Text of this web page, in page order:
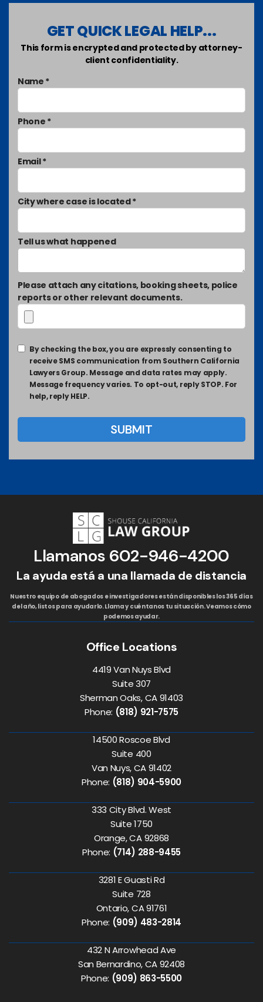
GET QUICK LEGAL HELP...
This form is encrypted and protected by attorney-
client confidentiality.
Name *
Phone *
Email *
City where case is located *
Tell us what happened
Please attach any citations, booking sheets, police
reports or other relevant documents.
By checking the box, you are expressly consenting to
receive SMS communication from Southern California
Lawyers Group. Message and data rates may apply.
Message frequency varies. To opt-out, reply STOP. For
help, reply HELP.
Llamanos 602-946-4200
La ayuda está a una llamada de distancia
Nuestro equipo de abogados e investigadores están disponibles los 365 días
del año, listos para ayudarlo. Llama y cuéntanos tu situación. Veamos cómo
podemos ayudar.
Office Locations
4419 Van Nuys Blvd
Suite 307
Sherman Oaks, CA 91403
Phone: (818) 921-7575
14500 Roscoe Blvd
Suite 400
Van Nuys, CA 91402
Phone: (818) 904-5900
333 City Blvd. West
Suite 1750
Orange, CA 92868
Phone: (714) 288-9455
3281 E Guasti Rd
Suite 728
Ontario, CA 91761
Phone: (909) 483-2814
432 N Arrowhead Ave
San Bernardino, CA 92408
Phone: (909) 863-5500